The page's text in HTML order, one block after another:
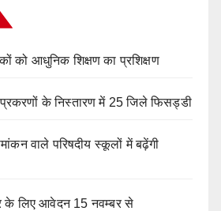
को आधुनिक शिक्षण का प्रशिक्षण
प्रकरणों के निस्तारण में 25 जिले फिसड्डी
वाले परिषदीय स्कूलों में बढ़ेंगी
के लिए आवेदन 15 नवम्बर से